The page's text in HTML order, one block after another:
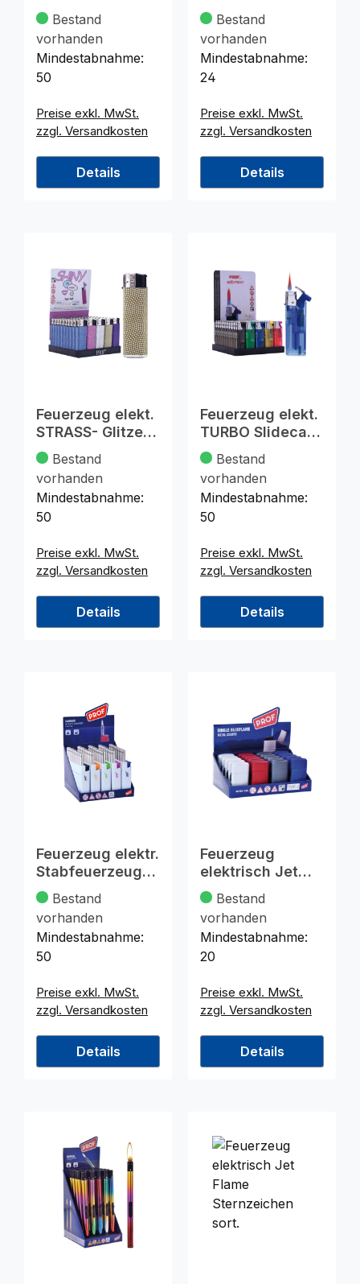
8x2cm i.Disp.
Bestand
vorhanden
Mindestabnahme:
50
Preise exkl. MwSt.
zzgl. Versandkosten
Details
Goldbarren im
Display
Bestand
vorhanden
Mindestabnahme:
24
Preise exkl. MwSt.
zzgl. Versandkosten
Details
Feuerzeug elekt.
STRASS- Glitzer
Design, 8x2cm
Bestand
vorhanden
Mindestabnahme:
50
Preise exkl. MwSt.
zzgl. Versandkosten
Details
Feuerzeug elekt.
TURBO Slidecap
mit
Flammenstop,
Bestand
vorhanden
Mindestabnahme:
50
Preise exkl. MwSt.
zzgl. Versandkosten
Details
Feuerzeug elektr.
Stabfeuerzeug
11x2,5cm , 50er
Bestand
vorhanden
Mindestabnahme:
50
Preise exkl. MwSt.
zzgl. Versandkosten
Details
Feuerzeug
elektrisch Jet
Flame Metal
Look i. Disp
Bestand
vorhanden
Mindestabnahme:
20
Preise exkl. MwSt.
zzgl. Versandkosten
Details